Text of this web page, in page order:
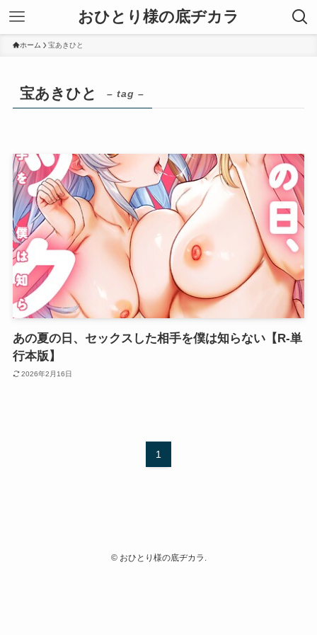
おひとり様の底ヂカラ
ホーム 宝あきひと
宝あきひと – tag –
あの夏の日、セックスした相手を僕は知らない【R-単
行本版】
2026年2月16日
1
©おひとり様の底ヂカラ.